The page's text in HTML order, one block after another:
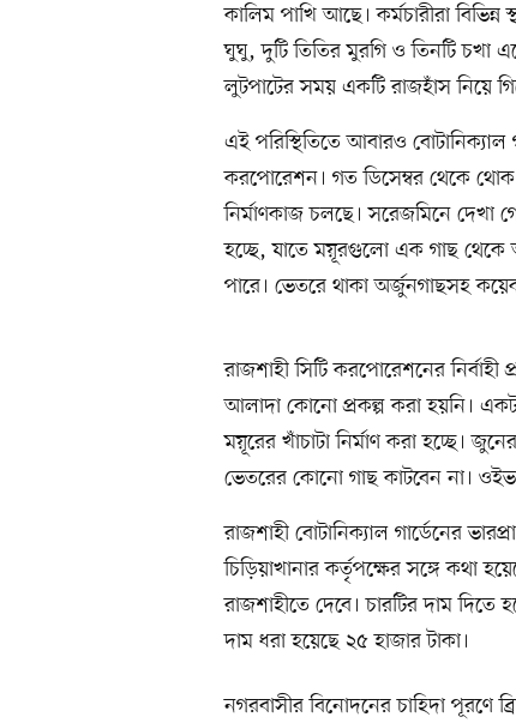
কালিম পাখি আছে। কর্মচারীরা
ঘুঘু, দুটি তিতির মুরগি ও তিনটি চখা
লুটপাটের সময় একটি রাজহাঁস নিয়ে
এই পরিস্থিতিতে আবারও
করপোরেশন। গত ডিসেম্বর থেকে থোক
নির্মাণকাজ চলছে। সরেজমিনে দেখা
হচ্ছে, যাতে ময়ূরগুলো এক গাছ থেকে
পারে। ভেতরে থাকা অর্জুনগাছসহ
রাজশাহী সিটি করপোরেশনের
আলাদা কোনো প্রকল্প করা হয়নি।
ময়ূরের খাঁচাটা নির্মাণ করা হচ্ছে।
ভেতরের কোনো গাছ কাটবেন না।
রাজশাহী বোটানিক্যাল গার্ডেনের
চিড়িয়াখানার কর্তৃপক্ষের সঙ্গে কথা
রাজশাহীতে দেবে। চারটির দাম
দাম ধরা হয়েছে ২৫ হাজার টাকা।
নগরবাসীর বিনোদনের চাহিদা পূরণে